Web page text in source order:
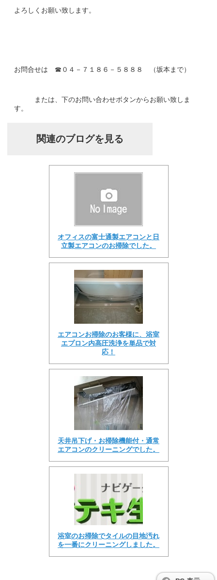
よろしくお願い致します。
お問合せは ☎０４－７１８６－５８８８ （坂本まで）
または、下のお問い合わせボタンからお願い致しま
す。
関連のブログを見る
オフィスの富士通製エアコンと日
立製エアコンのお掃除でした。
エアコンお掃除のお客様に、浴室
エプロン内高圧洗浄を単品で対
応！
天井吊下げ・お掃除機能付・通常
エアコンのクリーニングでした。
浴室のお掃除でタイルの目地汚れ
を一番にクリーニングしました。